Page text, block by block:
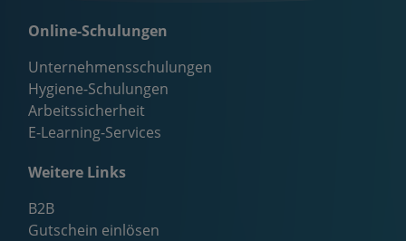
Online-Schulungen
Unternehmensschulungen
Hygiene-Schulungen
Arbeitssicherheit
E-Learning-Services
Weitere Links
B2B
Gutschein einlösen